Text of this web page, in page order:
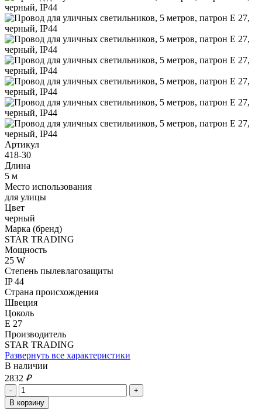
Артикул
418-30
Длина
5 м
Место использования
для улицы
Цвет
черный
Марка (бренд)
STAR TRADING
Мощность
25 W
Степень пылевлагозащиты
IP 44
Страна происхождения
Швеция
Цоколь
Е 27
Производитель
STAR TRADING
Развернуть все характеристики
В наличии
2832 ₽